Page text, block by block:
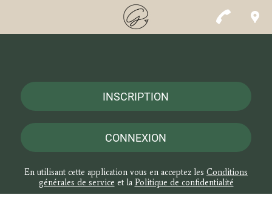
INSCRIPTION
CONNEXION
En utilisant cette application vous en acceptez les Conditions
générales de service et la Politique de confidentialité